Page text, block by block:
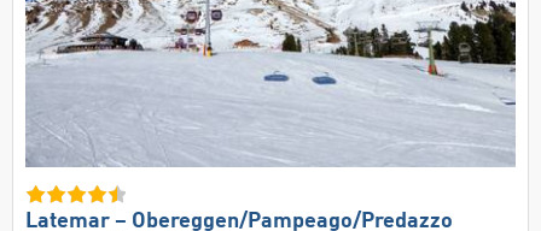
Latemar – Obereggen/​Pampeago/​Predazzo